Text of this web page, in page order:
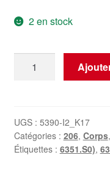
2 en stock
feu
arrière
droit
UGS : 5390-I2_K17
Catégories : 206, Corps,
Étiquettes : 6351.S0),